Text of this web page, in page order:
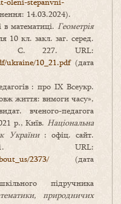
14.03.2024).
математиці. Геометрія
10 кл. закл. заг. серед.
С. 227. URL:
ukraine/10_21.pdf(дата
: про ІХ Всеукр.
життя: вимоги часу»,
вченого-педагога
р., Київ. Національна
України: офіц. сайт.
URL:
2373/(дата
підручника
природничих